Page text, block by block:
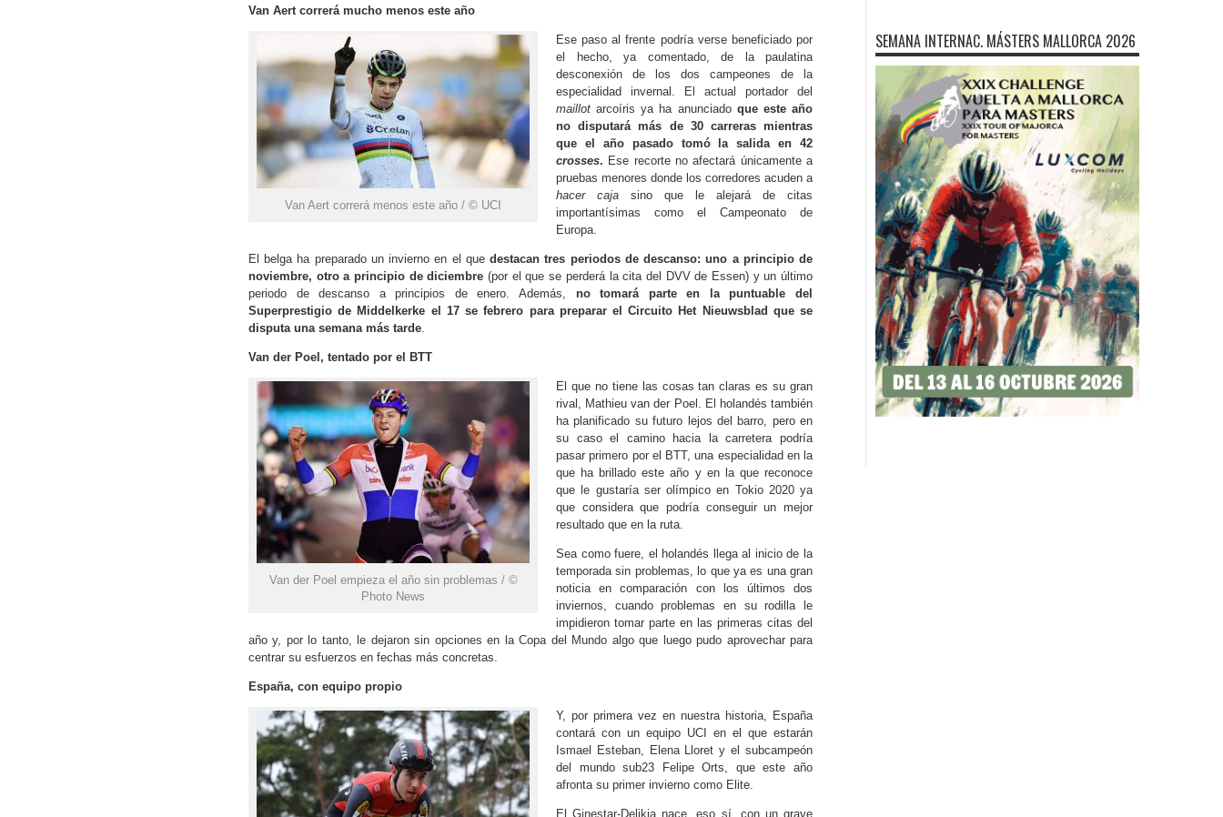
Van Aert correrá mucho menos este año
Van Aert correrá menos este año / © UCI
Ese paso al frente podría verse beneficiado por
el hecho, ya comentado, de la paulatina
desconexión de los dos campeones de la
especialidad invernal. El actual portador del
maillot arcoíris ya ha anunciado que este año
no disputará más de 30 carreras mientras
que el año pasado tomó la salida en 42
crosses. Ese recorte no afectará únicamente a
pruebas menores donde los corredores acuden a
hacer caja sino que le alejará de citas
importantísimas como el Campeonato de
Europa.
El belga ha preparado un invierno en el quedestacan tres periodos de descanso: uno a principio de
noviembre, otro a principio de diciembre (por el que se perderá la cita del DVV de Essen) y un último
periodo de descanso a principios de enero. Además, no tomará parte en la puntuable del
Superprestigio de Middelkerke el 17 se febrero para preparar el Circuito Het Nieuwsblad que se
disputa una semana más tarde
Van der Poel, tentado por el BTT
Van der Poel empieza el año sin problemas / ©
Photo News
El que no tiene las cosas tan claras es su gran
rival, Mathieu van der Poel. El holandés también
ha planificado su futuro lejos del barro, pero en
su caso el camino hacia la carretera podría
pasar primero por el BTT, una especialidad en la
que ha brillado este año y en la que reconoce
que le gustaría ser olímpico en Tokio 2020 ya
que considera que podría conseguir un mejor
resultado que en la ruta.
Sea como fuere, el holandés llega al inicio de la
temporada sin problemas, lo que ya es una gran
noticia en comparación con los últimos dos
inviernos, cuando problemas en su rodilla le
impidieron tomar parte en las primeras citas del
año y, por lo tanto, le dejaron sin opciones en la Copa del Mundo algo que luego pudo aprovechar para
centrar su esfuerzos en fechas más concretas.
España, con equipo propio
Y, por primera vez en nuestra historia, España
contará con un equipo UCI en el que estarán
Ismael Esteban, Elena Lloret y el subcampeón
del mundo sub23 Felipe Orts, que este año
afronta su primer invierno como Elite.
El Ginestar-Delikia nace, eso sí, con un grave
SEMANA INTERNAC. MÁSTERS MALLORCA 2026